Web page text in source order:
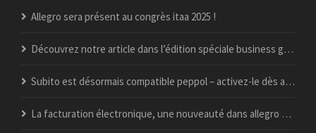
Allegro sera présent au congrès itaa 2025 !
Découvrez notre article dans l’édition spéciale business guide du vif !
Subito est désormais compatible peppol – activez-le dès aujourd’hui
La facturation électronique, une nouveauté dans allegro popsy ?